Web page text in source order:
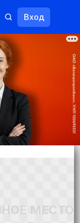
Вход
МЕСТО